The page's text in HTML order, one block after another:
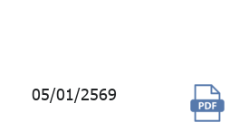
05/01/2569